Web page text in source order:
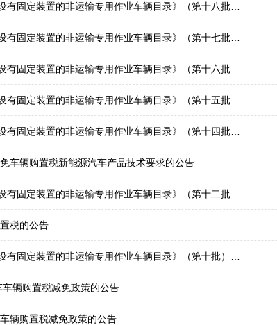
装置的非运输专用作业车辆目录》（第十八批）的公告
装置的非运输专用作业车辆目录》（第十七批）的公告
装置的非运输专用作业车辆目录》（第十六批）的公告
装置的非运输专用作业车辆目录》（第十五批）的公告
装置的非运输专用作业车辆目录》（第十四批）的公告
车辆购置税新能源汽车产品技术要求的公告
装置的非运输专用作业车辆目录》（第十二批）的公告
税的公告
定装置的非运输专用作业车辆目录》（第十批）的公告
辆购置税减免政策的公告
辆购置税减免政策的公告